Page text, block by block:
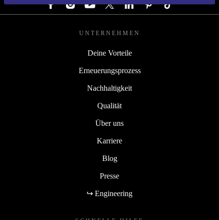
UNTERNEHMEN
Deine Vorteile
Erneuerungsprozess
Nachhaltigkeit
Qualität
Über uns
Karriere
Blog
Presse
↪ Engineering